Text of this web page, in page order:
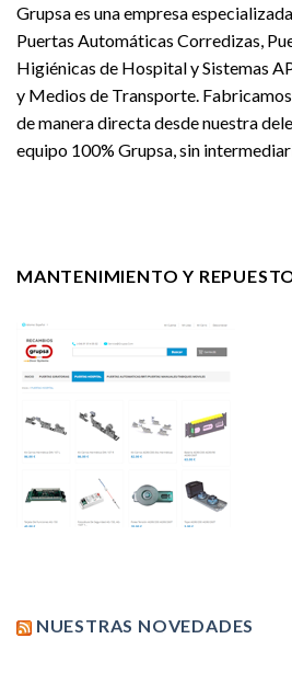
Grupsa es una empresa
Puertas Automáticas Corredizas,
Higiénicas de Hospital y Sistemas
y Medios de Transporte. Fabricamos
de manera directa desde nuestra
equipo 100% Grupsa, sin
MANTENIMIENTO Y
NUESTRAS NOVEDADES